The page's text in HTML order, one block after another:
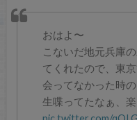
おはよ〜
こないだ地元兵庫
てくれたので、東
会ってなかった時
生喋ってたなぁ、